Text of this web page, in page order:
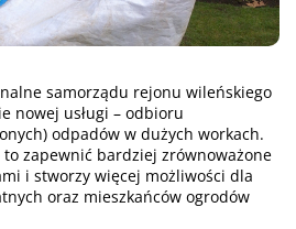
samorządu rejonu wileńskiego
nowej usługi – odbioru
odpadów w dużych workach.
to zapewnić bardziej zrównoważone
i stworzy więcej możliwości dla
oraz mieszkańców ogrodów